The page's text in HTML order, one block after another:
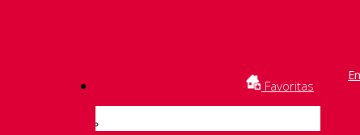
Favoritas